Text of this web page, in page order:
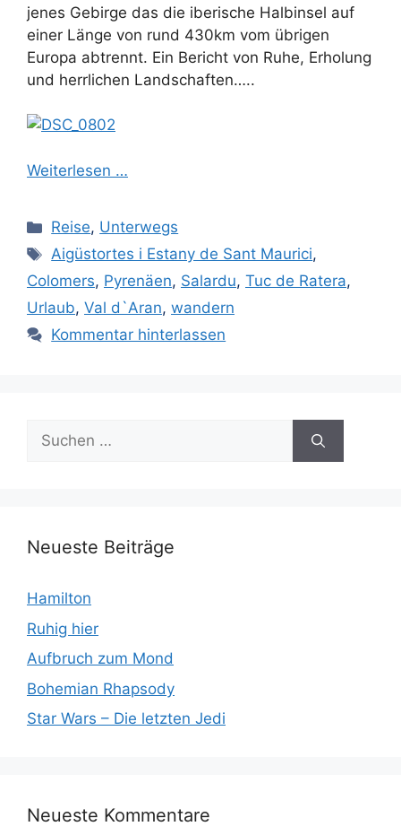
jenes Gebirge das die iberische Halbinsel auf
einer Länge von rund 430km vom übrigen
Europa abtrennt. Ein Bericht von Ruhe, Erholung
und herrlichen Landschaften…..
Weiterlesen …
Kategorien
Reise, Unterwegs
Schlagwörter
Aigüstortes i Estany de Sant Maurici,
Colomers, Pyrenäen, Salardu, Tuc de Ratera,
Urlaub, Val d`Aran, wandern
Kommentar hinterlassen
Suchen
nach:
Neueste Beiträge
Hamilton
Ruhig hier
Aufbruch zum Mond
Bohemian Rhapsody
Star Wars – Die letzten Jedi
Neueste Kommentare